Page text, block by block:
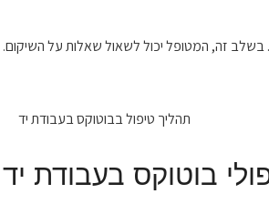
זה, המטופל יכול לשאול שאלות על השיקום.
בוטוקס בעבודת יד